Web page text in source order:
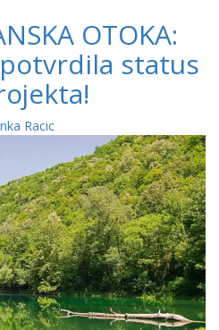
OTOKA:
status
Racic